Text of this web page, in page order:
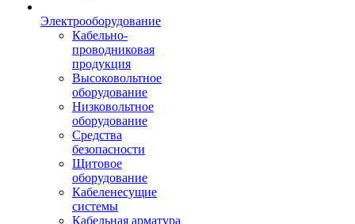
Электрооборудование
Кабельно-
проводниковая
продукция
Высоковольтное
оборудование
Низковольтное
оборудование
Средства
безопасности
Щитовое
оборудование
Кабеленесущие
системы
Кабельная арматура